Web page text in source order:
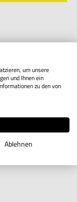
Messuhr mit
der
um unsere
und Ihnen ein
zu den von
Ablehnen